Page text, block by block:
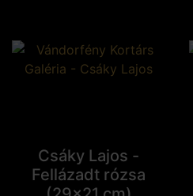
Csáky Lajos -
Fellázadt rózsa